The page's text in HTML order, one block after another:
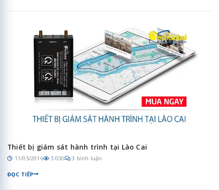
Thiết bị giám sát hành trình tại Lào Cai
11/05/2016 3.030 3 bình luận
ĐỌC TIẾP